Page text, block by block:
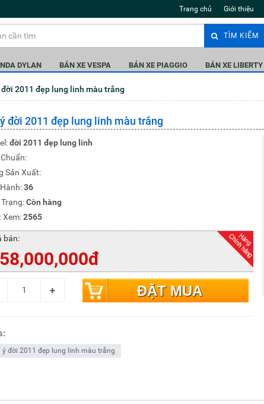
Trang chủ Giới thiệu
TÌM KIẾM
DYLAN BÁN XE VESPA BÁN XE PIAGGIO BÁN XE LIBERTY
đời 2011 đẹp lung linh màu trắng
đời 2011 đẹp lung linh màu trắng
đời 2011 đẹp lung linh
Sản Xuất:
36
Trạng:Còn hàng
Xem:2565
bán:
ĐẶT MUA
ý đời 2011 đẹp lung linh màu trắng